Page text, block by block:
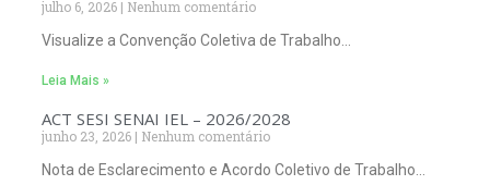
julho 6, 2026
Nenhum comentário
Visualize a Convenção Coletiva de Trabalho…
Leia Mais »
ACT SESI SENAI IEL – 2026/2028
junho 23, 2026
Nenhum comentário
Nota de Esclarecimento e Acordo Coletivo de Trabalho…